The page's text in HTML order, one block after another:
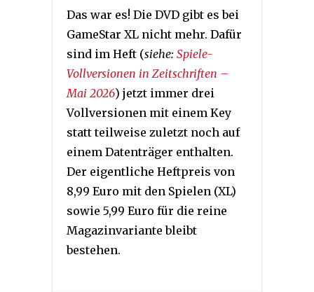
Das war es! Die DVD gibt es bei
GameStar XL nicht mehr. Dafür
sind im Heft (siehe: Spiele-
Vollversionen in Zeitschriften –
Mai 2026) jetzt immer drei
Vollversionen mit einem Key
statt teilweise zuletzt noch auf
einem Datenträger enthalten.
Der eigentliche Heftpreis von
8,99 Euro mit den Spielen (XL)
sowie 5,99 Euro für die reine
Magazinvariante bleibt
bestehen.